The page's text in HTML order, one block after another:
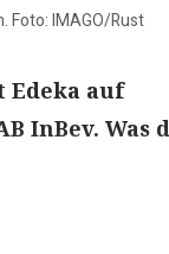
Foto: IMAGO/Rust
auf
InBev. Was